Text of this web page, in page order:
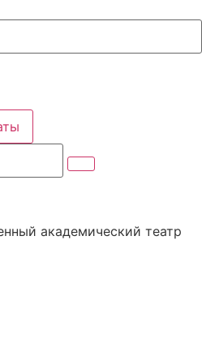
академический театр